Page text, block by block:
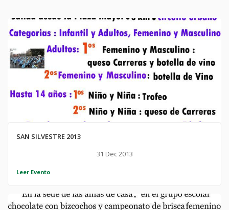
SAN SILVESTRE 2013
31 Dec 2013
Leer Evento